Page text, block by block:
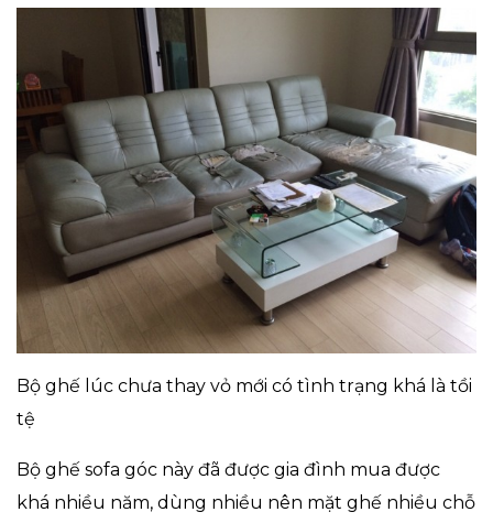
Bộ ghế lúc chưa thay vỏ mới có tình trạng khá là tồi
tệ
Bộ ghế sofa góc này đã được gia đình mua được
khá nhiều năm, dùng nhiều nên mặt ghế nhiều chỗ